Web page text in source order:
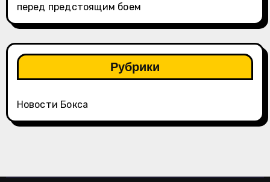
перед предстоящим боем
Рубрики
Новости Бокса